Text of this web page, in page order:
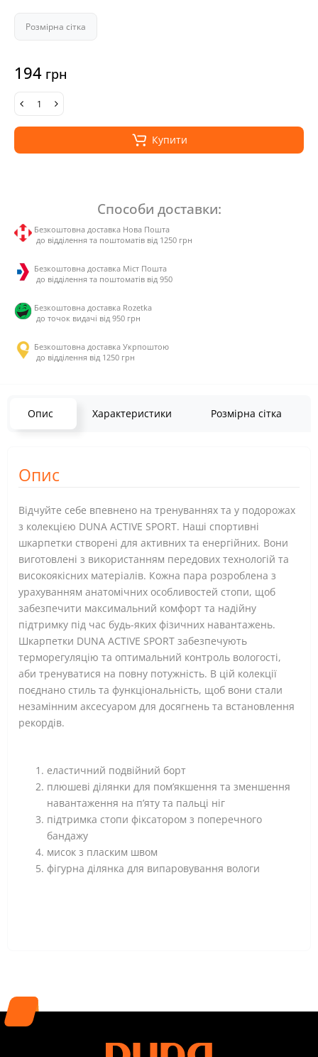
Розмірна сітка
194 грн
Купити
Способи доставки:
Безкоштовна доставка Нова Пошта
до відділення та поштоматів від 1250 грн
Безкоштовна доставка Міст Пошта
до відділення та поштоматів від 950
Безкоштовна доставка Rozetka
до точок видачі від 950 грн
Безкоштовна доставка Укрпоштою
до відділення від 1250 грн
Опис Характеристики Розмірна сітка
Опис
Відчуйте себе впевнено на тренуваннях та у подорожах
з колекцією DUNA ACTIVE SPORT. Наші спортивні
шкарпетки створені для активних та енергійних. Вони
виготовлені з використанням передових технологій та
високоякісних матеріалів. Кожна пара розроблена з
урахуванням анатомічних особливостей стопи, щоб
забезпечити максимальний комфорт та надійну
підтримку під час будь-яких фізичних навантажень.
Шкарпетки DUNA ACTIVE SPORT забезпечують
терморегуляцію та оптимальний контроль вологості,
аби тренуватися на повну потужність. В цій колекції
поєднано стиль та функціональність, щоб вони стали
незамінним аксесуаром для досягнень та встановлення
рекордів.
еластичний подвійний борт
плюшеві ділянки для пом’якшення та зменшення
навантаження на п’яту та пальці ніг
підтримка стопи фіксатором з поперечного
бандажу
мисок з пласким швом
фігурна ділянка для випаровування вологи